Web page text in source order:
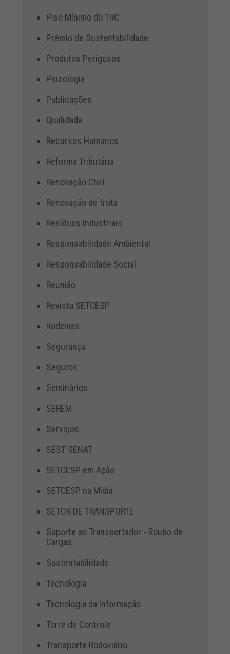
Piso Mínimo do TRC
Prêmio de Sustentabilidade
Produtos Perigosos
Psicologia
Publicações
Qualidade
Recursos Humanos
Reforma Tributária
Renovação CNH
Renovação de frota
Resíduos Industriais
Responsabilidade Ambiental
Responsabilidade Social
Reunião
Revista SETCESP
Rodovias
Segurança
Seguros
Seminários
SEREM
Serviços
SEST SENAT
SETCESP em Ação
SETCESP na Mídia
SETOR DE TRANSPORTE
Suporte ao Transportador - Roubo de
Cargas
Sustentabilidade
Tecnologia
Tecnologia da Informação
Torre de Controle
Transporte Rodoviário